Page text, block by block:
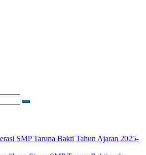
SMP Taruna Bakti Tahun Ajaran 2025-